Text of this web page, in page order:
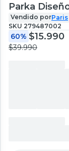
Parka
Vendido porParis
SKU 279487002
60% $15.990
$39.990